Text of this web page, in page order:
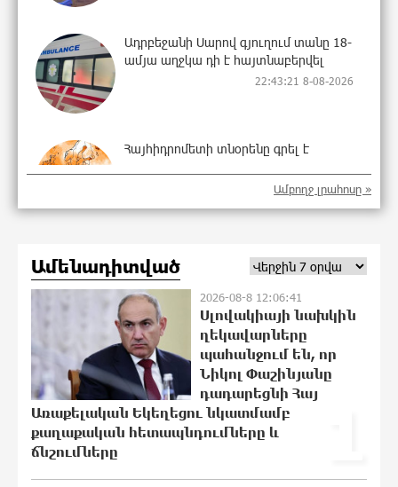
Ադրբեջանի Սարով գյուղում տանը 18-
ամյա աղջկա դի է հայտնաբերվել
22:43:21 8-08-2026
Հայհիդրոմետի տնօրենը գրել է
Արտակարգ դեպք՝ Երևանում․ կոտրել
են «Հույս բոլոր մարդկանց»
հիմնադրամի շենքի պատուհաններն
ու դռները
22:07:09 8-08-2026
Ալիևն ու Թրամփը հեռախոսազրույց
են ունեցել
21:48:41 8-08-2026
«Ինտեր»-ը հաղթեց «Յուվենտուս»-ին
Ամբողջ լրահոսը »
Ամենադիտված
2026-08-8 12:06:41
Սլովակիայի նախկին
ղեկավարները
պահանջում են, որ
Նիկոլ Փաշինյանը
դադարեցնի Հայ
Առաքելական Եկեղեցու նկատմամբ
քաղաքական հետապնդումները և
ճնշումները